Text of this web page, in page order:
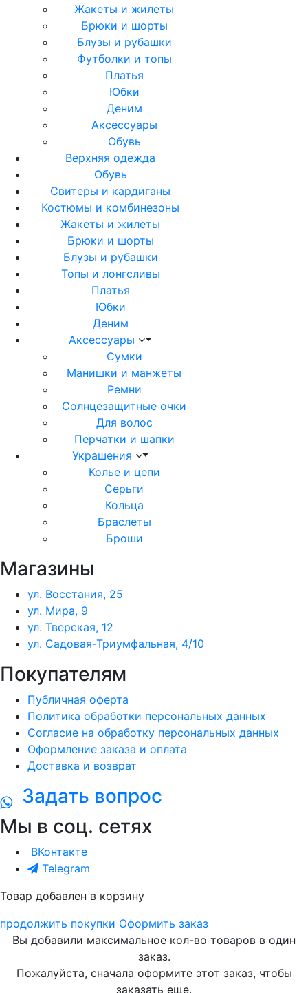
Жакеты и жилеты
Брюки и шорты
Блузы и рубашки
Футболки и топы
Платья
Юбки
Деним
Аксессуары
Обувь
Верхняя одежда
Обувь
Свитеры и кардиганы
Костюмы и комбинезоны
Жакеты и жилеты
Брюки и шорты
Блузы и рубашки
Топы и лонгсливы
Платья
Юбки
Деним
Аксессуары
Сумки
Манишки и манжеты
Ремни
Солнцезащитные очки
Для волос
Перчатки и шапки
Украшения
Колье и цепи
Серьги
Кольца
Браслеты
Броши
Магазины
ул. Восстания, 25
ул. Мира, 9
ул. Тверская, 12
ул. Садовая-Триумфальная, 4/10
Покупателям
Публичная оферта
Политика обработки персональных данных
Согласие на обработку персональных данных
Оформление заказа и оплата
Доставка и возврат
Задать вопрос
Мы в соц. сетях
ВКонтакте
Telegram
Товар добавлен в корзину
продолжить покупки Оформить заказ
Вы добавили максимальное кол-во товаров в один
заказ.
Пожалуйста, сначала оформите этот заказ, чтобы
заказать еще.